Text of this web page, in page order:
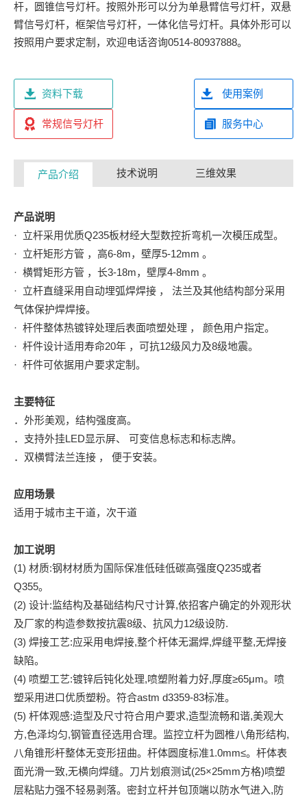
杆，圆锥信号灯杆。按照外形可以分为单悬臂信号灯杆，双悬
臂信号灯杆，框架信号灯杆，一体化信号灯杆。具体外形可以
按照用户要求定制，欢迎电话咨询0514-80937888。
资料下载 使用案例
常规信号灯杆 服务中心
产品介绍 技术说明 三维效果
产品说明
· 立杆采用优质Q235板材经大型数控折弯机一次模压成型。
· 立杆矩形方管 ，高6-8m，壁厚5-12mm 。
· 横臂矩形方管 ，长3-18m，壁厚4-8mm 。
· 立杆直缝采用自动埋弧焊焊接 ， 法兰及其他结构部分采用
气体保护焊焊接。
· 杆件整体热镀锌处理后表面喷塑处理 ， 颜色用户指定。
· 杆件设计适用寿命20年 ，可抗12级风力及8级地震。
· 杆件可依据用户要求定制。
主要特征
．外形美观，结构强度高。
．支持外挂LED显示屏、 可变信息标志和标志牌。
．双横臂法兰连接 ， 便于安装。
应用场景
适用于城市主干道，次干道
加工说明
(1) 材质:钢材材质为国际保准低硅低碳高强度Q235或者
Q355。
(2) 设计:监结构及基础结构尺寸计算,依招客户确定的外观形状
及厂家的构造参数按抗震8级、抗风力12级设防.
(3) 焊接工艺:应采用电焊接,整个杆体无漏焊,焊缝平整,无焊接
缺陷。
(4) 喷塑工艺:镀锌后钝化处理,喷塑附着力好,厚度≥65μm。喷
塑采用进口优质塑粉。符合astm d3359-83标准。
(5) 杆体观感:造型及尺寸符合用户要求,造型流畅和谐,美观大
方,色泽均匀,钢管直径选用合理。监控立杆为圆椎八角形结构,
八角锥形杆整体无变形扭曲。杆体圆度标准1.0mm≤。杆体表
面光滑一致,无横向焊缝。刀片划痕测试(25×25mm方格)喷塑
层粘贴力强不轻易剥落。密封立杆并包顶端以防水气进入,防